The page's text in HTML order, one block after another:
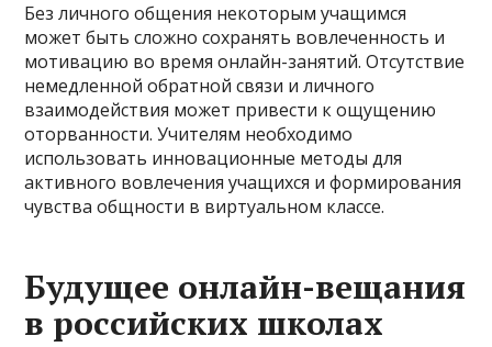
Без личного общения некоторым учащимся
может быть сложно сохранять вовлеченность и
мотивацию во время онлайн-занятий. Отсутствие
немедленной обратной связи и личного
взаимодействия может привести к ощущению
оторванности. Учителям необходимо
использовать инновационные методы для
активного вовлечения учащихся и формирования
чувства общности в виртуальном классе.
Будущее онлайн-вещания
в российских школах